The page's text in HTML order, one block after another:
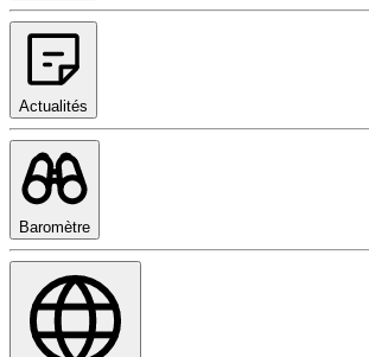
Actualités
Baromètre